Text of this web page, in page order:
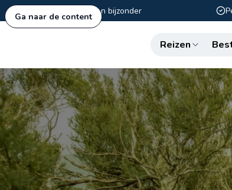
Ga naar de content
Authentiek en bijzonder
Reizen